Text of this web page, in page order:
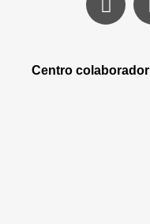
Centro colaborador